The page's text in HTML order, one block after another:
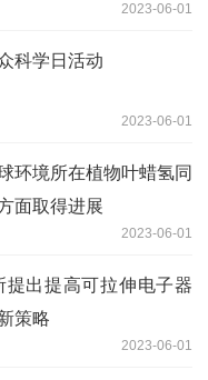
2023-06-01
科学日活动
2023-06-01
环境所在植物叶蜡氢同
面取得进展
2023-06-01
提出提高可拉伸电子器
策略
2023-06-01